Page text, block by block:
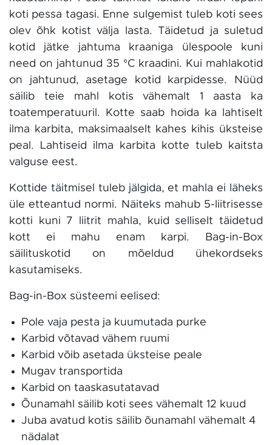
koti pessa tagasi. Enne sulgemist tuleb koti sees
olev õhk kotist välja lasta. Täidetud ja suletud
kotid jätke jahtuma kraaniga ülespoole kuni
need on jahtunud 35 °C kraadini. Kui mahlakotid
on jahtunud, asetage kotid karpidesse. Nüüd
säilib teie mahl kotis vähemalt 1 aasta ka
toatemperatuuril. Kotte saab hoida ka lahtiselt
ilma karbita, maksimaalselt kahes kihis üksteise
peal. Lahtiseid ilma karbita kotte tuleb kaitsta
valguse eest.
Kottide täitmisel tuleb jälgida, et mahla ei läheks
üle etteantud normi. Näiteks mahub 5-liitrisesse
kotti kuni 7 liitrit mahla, kuid selliselt täidetud
kott ei mahu enam karpi. Bag-in-Box
säilituskotid on mõeldud ühekordseks
kasutamiseks.
Bag-in-Box süsteemi eelised:
Pole vaja pesta ja kuumutada purke
Karbid võtavad vähem ruumi
Karbid võib asetada üksteise peale
Mugav transportida
Karbid on taaskasutatavad
Õunamahl säilib koti sees vähemalt 12 kuud
Juba avatud kotis säilib õunamahl vähemalt 4
nädalat